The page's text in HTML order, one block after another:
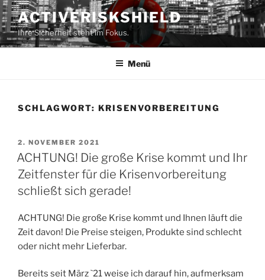
Zum
Inhalt
springen
ACTIVERISKSHIELD
Ihre Sicherheit steht im Fokus.
Menü
SCHLAGWORT: KRISENVORBEREITUNG
VERÖFFENTLICHT
AM
2. NOVEMBER 2021
ACHTUNG! Die große Krise kommt und Ihr
Zeitfenster für die Krisenvorbereitung
schließt sich gerade!
ACHTUNG! Die große Krise kommt und Ihnen läuft die
Zeit davon! Die Preise steigen, Produkte sind schlecht
oder nicht mehr Lieferbar.
Bereits seit März `21 weise ich darauf hin, aufmerksam